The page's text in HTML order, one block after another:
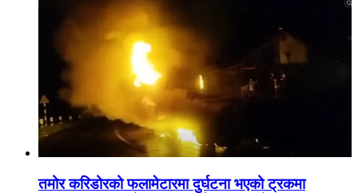
तमोर करिडोरको फलामेटारमा दुर्घटना भएको ट्रकमा